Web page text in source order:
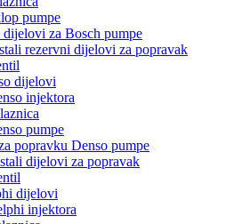
pumpe
dijelovi za Bosch pumpe
rezervni dijelovi za popravak
dijelovi
injektora
pumpe
popravku Denso pumpe
dijelovi za popravak
dijelovi
injektora